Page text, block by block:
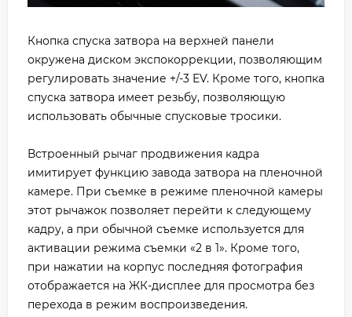
Кнопка спуска затвора на верхней панели
окружена диском экспокоррекции, позволяющим
регулировать значение +/-3 EV. Кроме того, кнопка
спуска затвора имеет резьбу, позволяющую
использовать обычные спусковые тросики.
Встроенный рычаг продвижения кадра
имитирует функцию завода затвора на пленочной
камере. При съемке в режиме пленочной камеры
этот рычажок позволяет перейти к следующему
кадру, а при обычной съемке используется для
активации режима съемки «2 в 1». Кроме того,
при нажатии на корпус последняя фотография
отображается на ЖК-дисплее для просмотра без
перехода в режим воспроизведения.